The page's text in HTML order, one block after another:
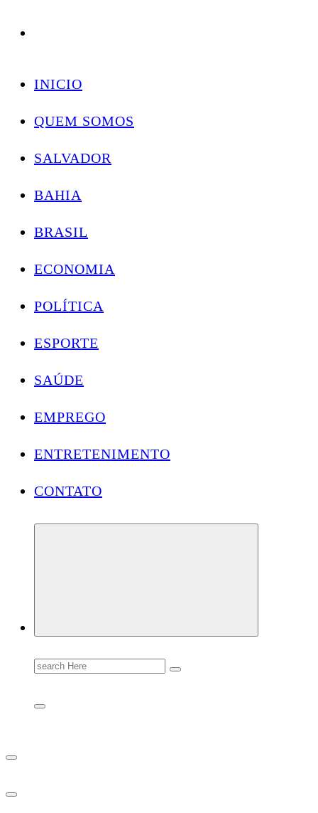
Skip
INICIO
QUEM SOMOS
SALVADOR
BAHIA
BRASIL
ECONOMIA
POLÍTICA
ESPORTE
SAÚDE
EMPREGO
ENTRETENIMENTO
CONTATO
Search
for: